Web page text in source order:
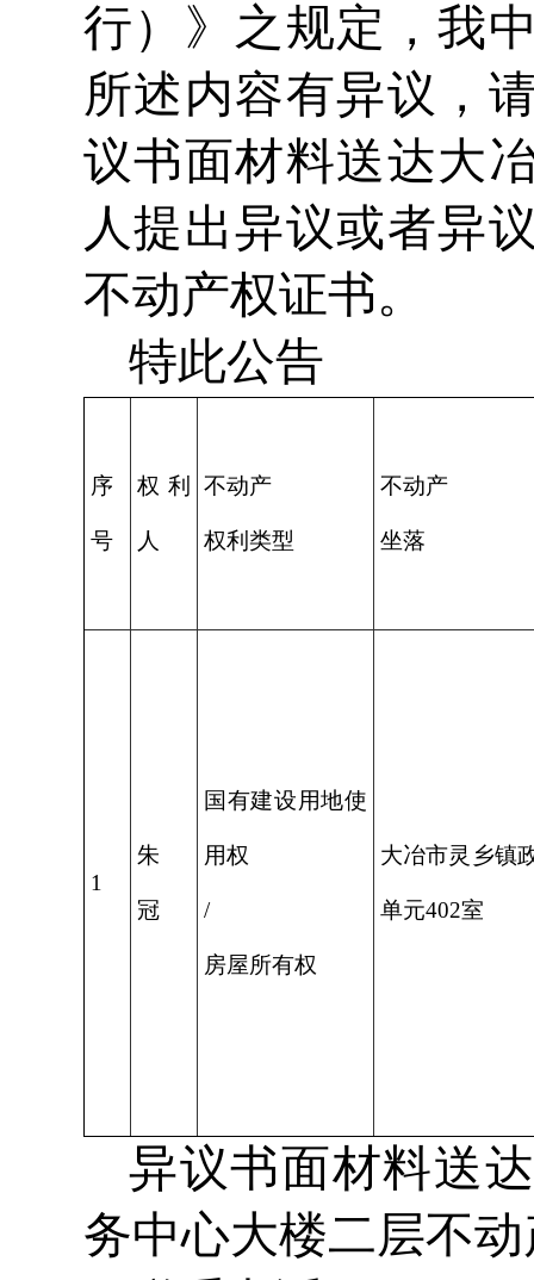
行）》之规定，我
所述内容有异议，
议书面材料送达大
人提出异议或者异
不动产权证书。
特此公告
序
号
权利
人
不动产
权利类型
不动产
坐落
1
朱
冠
国有建设用地使
用权
/
房屋所有权
大冶市灵乡镇
单元402室
异议书面材料送
务中心大楼二层不